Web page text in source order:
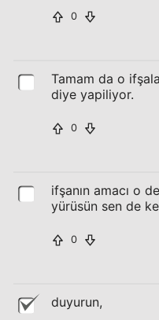
0
Tamam da o
diye yapiliyor.
0
ifşanın amacı o
yürüsün sen de
0
duyurun,